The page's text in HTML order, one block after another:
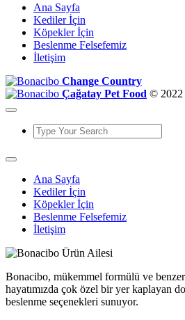
Ana Sayfa
Kediler İçin
Köpekler İçin
Beslenme Felsefemiz
İletişim
Change Country
Çağatay Pet Food © 2022
Ana Sayfa
Kediler İçin
Köpekler İçin
Beslenme Felsefemiz
İletişim
Bonacibo, mükemmel formülü ve
hayatımızda çok özel bir yer kaplayan
beslenme seçenekleri sunuyor.